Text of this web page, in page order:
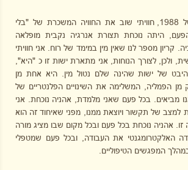
לבסוף, באביב של 1988, חוויתי שוב את החוויה המשכרת של "בלי
היתה נוכחת תצורת אנרגיה נקבית מופלאה
קריון מספר לנו שאין מין במימד של רוח. אני חוויתי
ולכן, לצורך הנוחות, אני מתארת ישות זו כ "היא",
של ישות שהינה שלם נטול מין. היא אחת מן
מן הפמליה, המשלימה את השינויים הפלנטריים של
מביאים. בכל פעם שאני מלמדת, אהניה נוכחת. אני
למצב של תקשור ויוצאת ממנו, מפני שאיחוד זה הוא
זו. אהניה נוכחת בכל פעם ובכל מקום שבו מציג מורה
האלקטרומגנטי את העבודה, ובכל פעם שמטפלי
המפגשים הטיפוליים.